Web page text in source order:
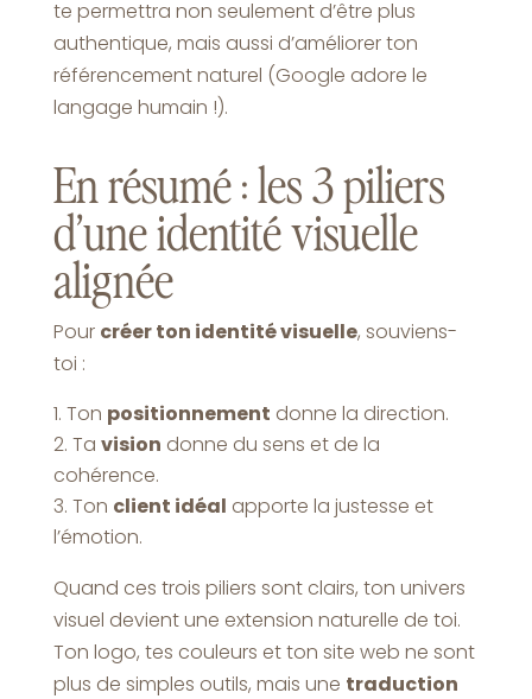
te permettra non seulement d’être plus
authentique, mais aussi d’améliorer ton
référencement naturel (Google adore le
langage humain !).
En résumé : les 3 piliers
d’une identité visuelle
alignée
Pour créer ton identité visuelle, souviens-
toi :
Ton positionnement donne la direction.
Ta vision donne du sens et de la
cohérence.
Ton client idéal apporte la justesse et
l’émotion.
Quand ces trois piliers sont clairs, ton univers
visuel devient une extension naturelle de toi.
Ton logo, tes couleurs et ton site web ne sont
plus de simples outils, mais une traduction